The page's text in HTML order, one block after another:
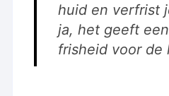
huid en verfrist
ja, het geeft
frisheid voor de